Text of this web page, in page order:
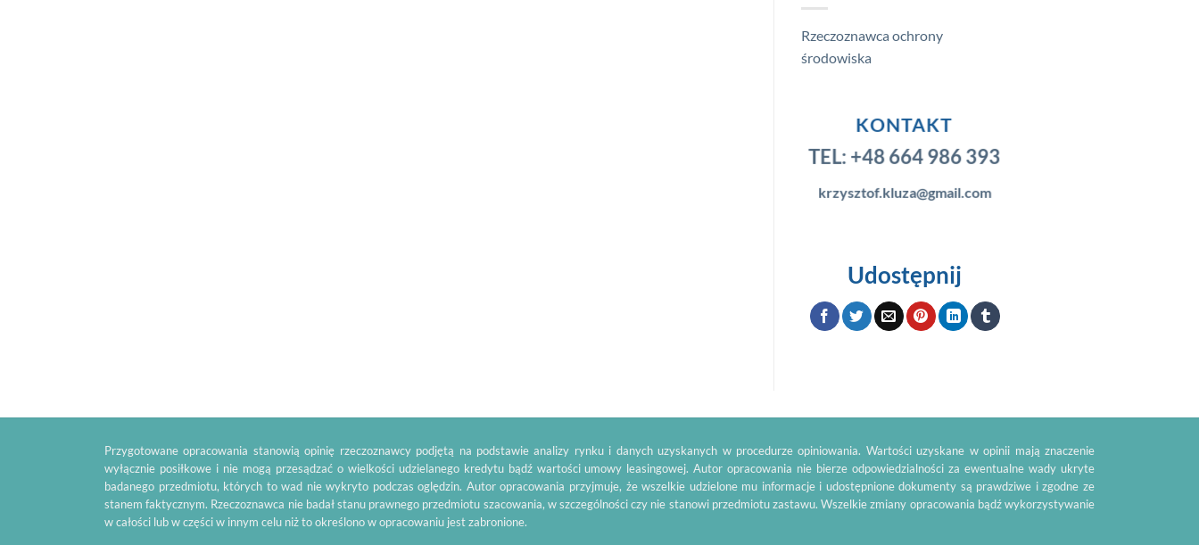
Rzeczoznawca ochrony
środowiska
KONTAKT
TEL: +48 664 986 393
krzysztof.kluza@gmail.com
Udostępnij
Przygotowane opracowania stanowią opinię rzeczoznawcy podjętą na podstawie analizy rynku i danych uzyskanych w procedurze opiniowania. Wartości uzyskane w opinii mają znaczenie
wyłącznie posiłkowe i nie mogą przesądzać o wielkości udzielanego kredytu bądź wartości umowy leasingowej. Autor opracowania nie bierze odpowiedzialności za ewentualne wady ukryte
badanego przedmiotu, których to wad nie wykryto podczas oględzin. Autor opracowania przyjmuje, że wszelkie udzielone mu informacje i udostępnione dokumenty są prawdziwe i zgodne ze
stanem faktycznym. Rzeczoznawca nie badał stanu prawnego przedmiotu szacowania, w szczególności czy nie stanowi przedmiotu zastawu. Wszelkie zmiany opracowania bądź wykorzystywanie
w całości lub w części w innym celu niż to określono w opracowaniu jest zabronione.